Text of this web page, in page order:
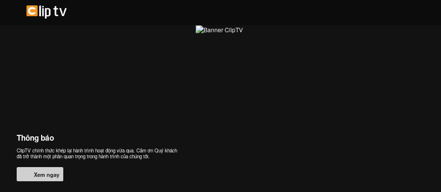
Thông báo
ClipTV chính thức khép lại hành trình hoạt động vừa qua. Cảm ơn Quý khách
đã trở thành một phần quan trọng trong hành trình của chúng tôi.
Xem ngay